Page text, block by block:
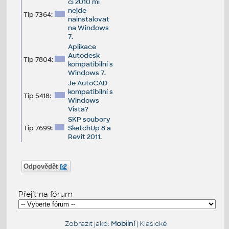
Tip 7364:
či 2010 mi
nejde
nainstalovat
na Windows
7.
Tip 7804:
Aplikace
Autodesk
kompatibilní s
Windows 7.
Tip 5418:
Je AutoCAD
kompatibilní s
Windows
Vista?
Tip 7699:
SKP soubory
SketchUp 8 a
Revit 2011.
Odpovědět
Přejít na fórum
Zobrazit jako: Mobilní| Klasické